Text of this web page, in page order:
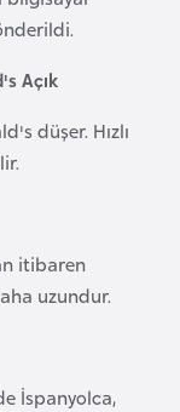
Açık
düşer. Hızlı
itibaren
uzundur.
İspanyolca,